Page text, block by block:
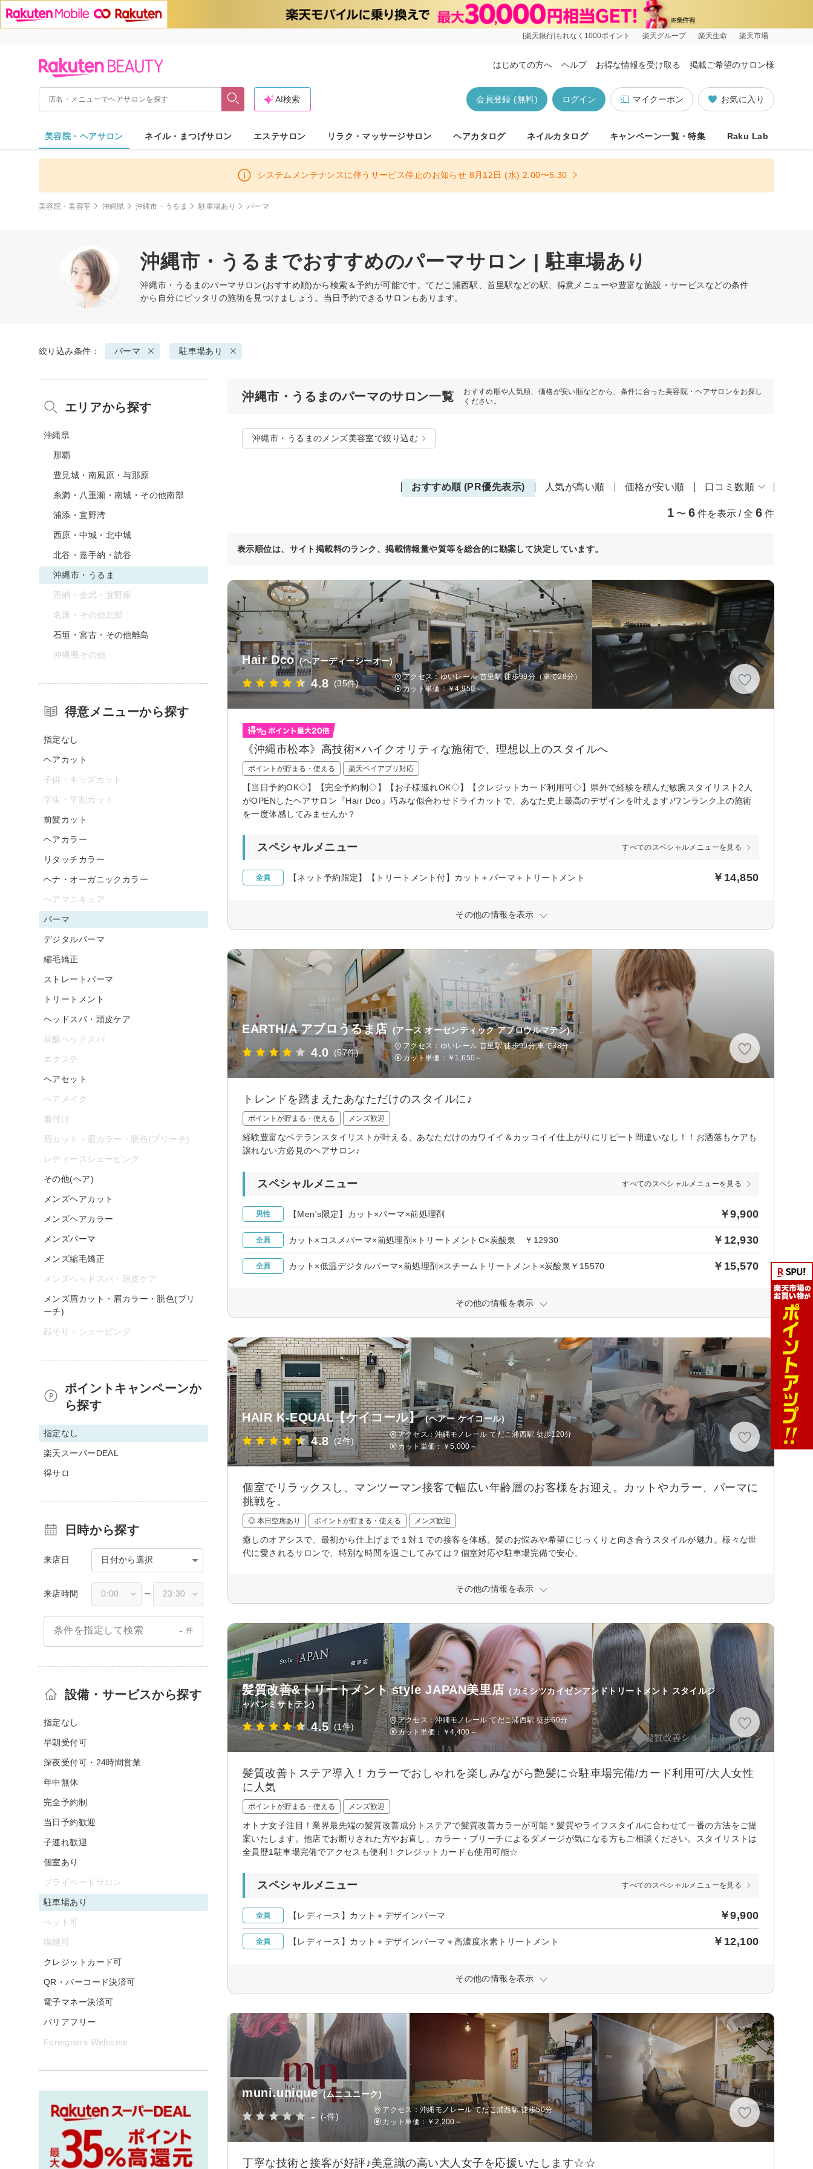
[楽天銀行]もれなく1000ポイント 楽天グループ 楽天生命 楽天市場
はじめての方へ ヘルプ お得な情報を受け取る 掲載ご希望のサロン様
お気に入り
マイクーポン
ログイン
会員登録 (無料)
AI検索
美容院・ヘアサロン ネイル・まつげサロン エステサロン リラク・マッサージサロン ヘアカタログ ネイルカタログ キャンペーン一覧・特集 Raku Lab
システムメンテナンスに伴うサービス停止のお知らせ 8月12日 (水) 2:00〜5:30
美容院・美容室 沖縄県 沖縄市・うるま 駐車場あり パーマ
沖縄市・うるまでおすすめのパーマサロン | 駐車場あり
沖縄市・うるまのパーマサロン(おすすめ順)から検索＆予約が可能です。てだこ浦西駅、首里駅などの駅、得意メニューや豊富な施設・サービスなどの条件
から自分にピッタリの施術を見つけましょう。当日予約できるサロンもあります。
絞り込み条件： パーマ 駐車場あり
沖縄市・うるまのパーマのサロン一覧
おすすめ順や人気順、価格が安い順などから、条件に合った美容院・ヘアサロンをお探し
ください。
沖縄市・うるまのメンズ美容室で絞り込む
おすすめ順 (PR優先表示) 人気が高い順 価格が安い順 口コミ数順
1 〜 6 件を表示 / 全 6 件
表示順位は、サイト掲載料のランク、掲載情報量や質等を総合的に勘案して決定しています。
Hair Dco (ヘアーディーシーオー)
4.8 (35件)
アクセス：ゆいレール 首里駅 徒歩99分（車で28分）
カット単価：￥4,950～
《沖縄市松本》高技術×ハイクオリティな施術で、理想以上のスタイルへ
ポイントが貯まる・使える 楽天ペイアプリ対応
【当日予約OK◇】【完全予約制◇】【お子様連れOK◇】【クレジットカード利用可◇】県外で経験を積んだ敏腕スタイリスト2人
がOPENしたヘアサロン『Hair Dco』巧みな似合わせドライカットで、あなた史上最高のデザインを叶えます♪ワンランク上の施術
を一度体感してみませんか？
スペシャルメニュー すべてのスペシャルメニューを見る
全員 【ネット予約限定】【トリートメント付】カット＋パーマ＋トリートメント ￥14,850
その他の情報を表示
EARTH/A アブロうるま店 (アース オーセンティック アブロウルマテン)
4.0 (57件)
アクセス：ゆいレール 首里駅 徒歩99分,車で38分
カット単価： ￥1,650～
トレンドを踏まえたあなただけのスタイルに♪
ポイントが貯まる・使える メンズ歓迎
経験豊富なベテランスタイリストが叶える、あなただけのカワイイ＆カッコイイ仕上がりにリピート間違いなし！！お洒落もケアも
譲れない方必見のヘアサロン♪
スペシャルメニュー すべてのスペシャルメニューを見る
男性 【Men's限定】カット×パーマ×前処理剤 ￥9,900
全員 カット×コスメパーマ×前処理剤×トリートメントC×炭酸泉 ￥12930 ￥12,930
全員 カット×低温デジタルパーマ×前処理剤×スチームトリートメント×炭酸泉￥15570 ￥15,570
その他の情報を表示
HAIR K-EQUAL【ケイコール】 (ヘアー ケイコール)
4.8 (2件)
アクセス：沖縄モノレール てだこ浦西駅 徒歩120分
カット単価：￥5,000～
個室でリラックスし、マンツーマン接客で幅広い年齢層のお客様をお迎え。カットやカラー、パーマに
挑戦を。
◎ 本日空席あり ポイントが貯まる・使える メンズ歓迎
癒しのオアシスで、最初から仕上げまで１対１での接客を体感。髪のお悩みや希望にじっくりと向き合うスタイルが魅力。様々な世
代に愛されるサロンで、特別な時間を過ごしてみては？個室対応や駐車場完備で安心。
その他の情報を表示
髪質改善&トリートメント style JAPAN美里店 (カミシツカイゼンアンドトリートメント スタイルジ
ャパンミサトテン)
4.5 (1件)
アクセス：沖縄モノレール てだこ浦西駅 徒歩60分
カット単価：
￥4,400～
髪質改善トステア導入！カラーでおしゃれを楽しみながら艶髪に☆駐車場完備/カード利用可/大人女性
に人気
ポイントが貯まる・使える メンズ歓迎
オトナ女子注目！業界最先端の髪質改善成分トステアで髪質改善カラーが可能＊髪質やライフスタイルに合わせて一番の方法をご提
案いたします。他店でお断りされた方やお直し、カラー・ブリーチによるダメージが気になる方もご相談ください。スタイリストは
全員歴1駐車場完備でアクセスも便利！クレジットカードも使用可能☆
スペシャルメニュー すべてのスペシャルメニューを見る
全員 【レディース】カット＋デザインパーマ ￥9,900
全員 【レディース】カット＋デザインパーマ＋高濃度水素トリートメント ￥12,100
その他の情報を表示
muni.unique (ムニユニーク)
- (-件)
アクセス：沖縄モノレール てだこ浦西駅 徒歩50分
カット単価： ￥2,200～
丁寧な技術と接客が好評♪美意識の高い大人女子を応援いたします☆☆
エリアから探す
沖縄県
那覇
豊見城・南風原・与那原
糸満・八重瀬・南城・その他南部
浦添・宜野湾
西原・中城・北中城
北谷・嘉手納・読谷
沖縄市・うるま
恩納・金武・宜野座
名護・その他北部
石垣・宮古・その他離島
沖縄県その他
得意メニューから探す
指定なし
ヘアカット
子供・キッズカット
学生・学割カット
前髪カット
ヘアカラー
リタッチカラー
ヘナ・オーガニックカラー
ヘアマニキュア
パーマ
デジタルパーマ
縮毛矯正
ストレートパーマ
トリートメント
ヘッドスパ・頭皮ケア
炭酸ヘッドスパ
エクステ
ヘアセット
ヘアメイク
着付け
眉カット・眉カラー・脱色(ブリーチ)
レディースシェービング
その他(ヘア)
メンズヘアカット
メンズヘアカラー
メンズパーマ
メンズ縮毛矯正
メンズヘッドスパ・頭皮ケア
メンズ眉カット・眉カラー・脱色(ブリ
ーチ)
顔そり・シェービング
ポイントキャンペーンか
ら探す
指定なし
楽天スーパーDEAL
得サロ
日時から探す
来店日 日付から選択
来店時間 〜
条件を指定して検索 - 件
設備・サービスから探す
指定なし
早朝受付可
深夜受付可・24時間営業
年中無休
完全予約制
当日予約歓迎
子連れ歓迎
個室あり
プライベートサロン
駐車場あり
ペット可
喫煙可
クレジットカード可
QR・バーコード決済可
電子マネー決済可
バリアフリー
Foreigners Welcome